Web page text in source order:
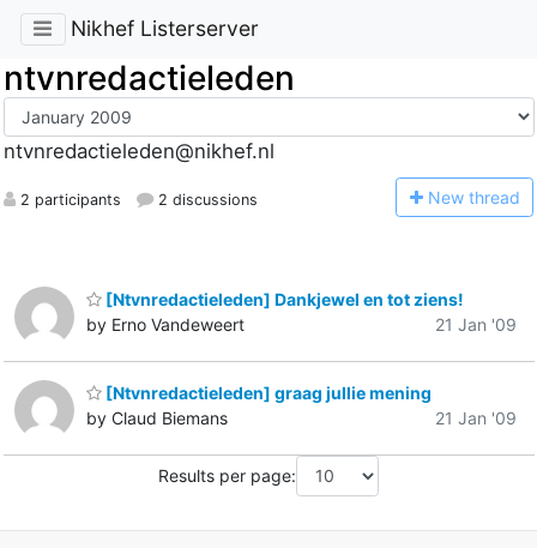
Nikhef Listerserver
ntvnredactieleden
ntvnredactieleden@nikhef.nl
2 participants 2 discussions New thread
[Ntvnredactieleden] Dankjewel en tot ziens!
by Erno Vandeweert
21 Jan '09
[Ntvnredactieleden] graag jullie mening
by Claud Biemans
21 Jan '09
Results per page: